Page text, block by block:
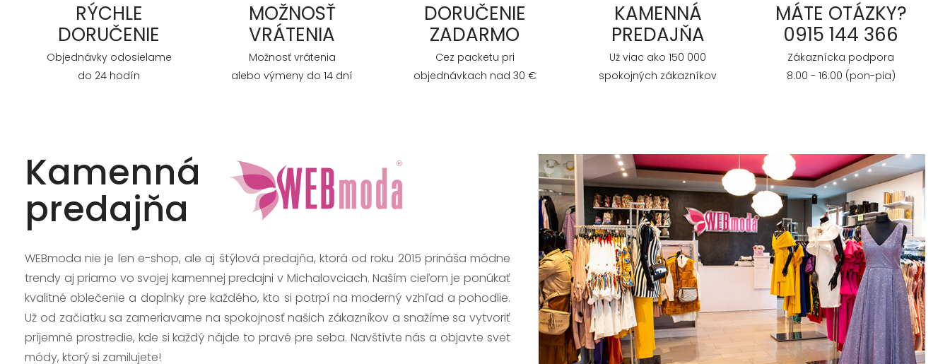
RÝCHLE
DORUČENIE
Objednávky odosielame
do 24 hodín
MOŽNOSŤ
VRÁTENIA
Možnosť vrátenia
alebo výmeny do 14 dní
DORUČENIE
ZADARMO
Cez packetu pri
objednávkach nad 30 €
KAMENNÁ
PREDAJŇA
Už viac ako 150 000
spokojných zákazníkov
MÁTE OTÁZKY?
0915 144 366
Zákaznícka podpora
8:00 - 16:00 (pon-pia)
Kamenná
predajňa
WEBmoda nie je len e-shop, ale aj štýlová predajňa, ktorá od roku 2015 prináša módne
trendy aj priamo vo svojej kamennej predajni v Michalovciach. Naším cieľom je ponúkať
kvalitné oblečenie a doplnky pre každého, kto si potrpí na moderný vzhľad a pohodlie.
Už od začiatku sa zameriavame na spokojnosť našich zákazníkov a snažíme sa vytvoriť
príjemné prostredie, kde si každý nájde to pravé pre seba. Navštívte nás a objavte svet
módy, ktorý si zamilujete!